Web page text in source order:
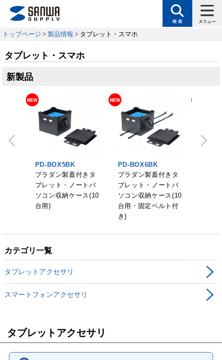
トップページ > 製品情報 > タブレット・スマホ
タブレット・スマホ
新製品
PD-BOX5BK
プラダン製蓋付きタ
ブレット・ノートパ
ソコン収納ケース(10
台用)
PD-BOX6BK
プラダン製蓋付きタ
ブレット・ノートパ
ソコン収納ケース(10
台用・固定ベルト付
き)
カテゴリ一覧
タブレットアクセサリ
スマートフォンアクセサリ
タブレットアクセサリ